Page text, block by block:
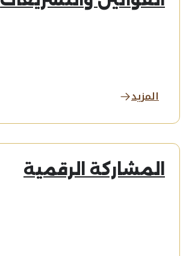
المزيد
المشاركة الرقمية